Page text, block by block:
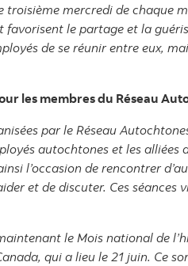
troisième mercredi de chaque
le partage et la
de se réunir entre eux,
les membres du Réseau
par le Réseau
autochtones et les alliées
l’occasion de rencontrer
et de discuter. Ces
le Mois national de
qui a lieu le 21 juin. Ce